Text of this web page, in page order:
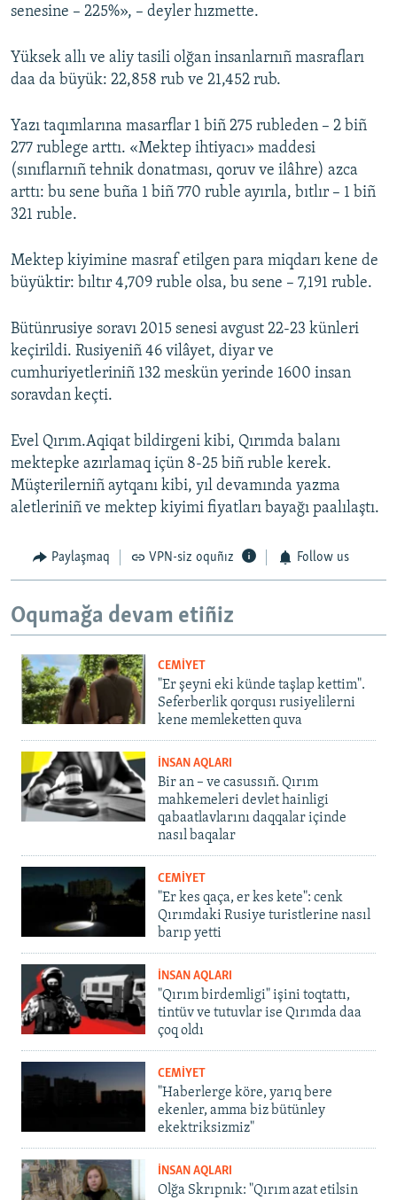
senesine – 225%», – deyler hızmette.
Yüksek allı ve aliy tasili olğan insanlarnıñ masrafları
daa da büyük: 22,858 rub ve 21,452 rub.
Yazı taqımlarına masarflar 1 biñ 275 rubleden – 2 biñ
277 rublege arttı. «Mektep ihtiyacı» maddesi
(sınıflarnıñ tehnik donatması, qoruv ve ilâhre) azca
arttı: bu sene buña 1 biñ 770 ruble ayırıla, bıtlır – 1 biñ
321 ruble.
Mektep kiyimine masraf etilgen para miqdarı kene de
büyüktir: bıltır 4,709 ruble olsa, bu sene – 7,191 ruble.
Bütünrusiye soravı 2015 senesi avgust 22-23 künleri
keçirildi. Rusiyeniñ 46 vilâyet, diyar ve
cumhuriyetleriniñ 132 meskün yerinde 1600 insan
soravdan keçti.
Evel Qırım.Aqiqat bildirgeni kibi, Qırımda balanı
mektepke azırlamaq içün 8-25 biñ ruble kerek.
Müşterilerniñ aytqanı kibi, yıl devamında yazma
aletleriniñ ve mektep kiyimi fiyatları bayağı paalılaştı.
Paylaşmaq VPN-siz oquñız Follow us
Oqumağa devam etiñiz
CEMİYET
"Er şeyni eki künde taşlap kettim".
Seferberlik qorqusı rusiyelilerni
kene memleketten quva
İNSAN AQLARI
Bir an – ve casussıñ. Qırım
mahkemeleri devlet hainligi
qabaatlavlarını daqqalar içinde
nasıl baqalar
CEMİYET
"Er kes qaça, er kes kete": cenk
Qırımdaki Rusiye turistlerine nasıl
barıp yetti
İNSAN AQLARI
"Qırım birdemligi" işini toqtattı,
tintüv ve tutuvlar ise Qırımda daa
çoq oldı
CEMİYET
"Haberlerge köre, yarıq bere
ekenler, amma biz bütünley
ekektriksizmiz"
İNSAN AQLARI
Olğa Skrıpnık: "Qırım azat etilsin